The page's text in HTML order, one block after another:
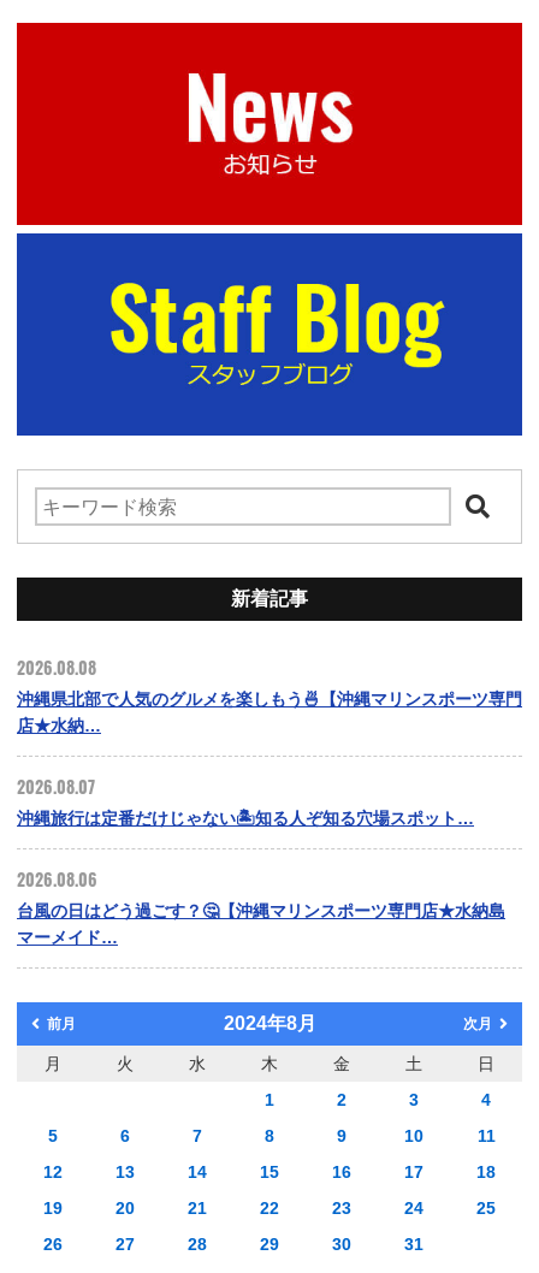
新着記事
2026.08.08
沖縄県北部で人気のグルメを楽しもう🍜【沖縄マリンスポーツ専門
店★水納…
2026.08.07
沖縄旅行は定番だけじゃない🏝️知る人ぞ知る穴場スポット…
2026.08.06
台風の日はどう過ごす？🤔【沖縄マリンスポーツ専門店★水納島
マーメイド…
前月 2024年8月 次月
月 火 水 木 金 土
日
1
2 3
4
5
6 7 8 9 10
11
12
13 14 15 16 17
18
19
20 21 22 23 24
25
26
27 28 29 30 31